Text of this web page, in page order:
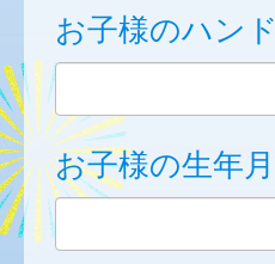
お子様のハン
お子様の生年